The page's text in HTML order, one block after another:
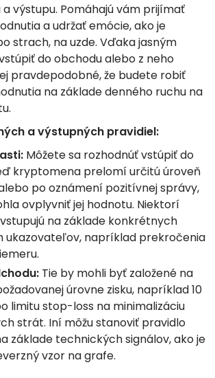
výstupu. Pomáhajú vám prijímať
a udržať emócie, ako je
strach, na uzde. Vďaka jasným
do obchodu alebo z neho
pravdepodobné, že budete robiť
na základe denného ruchu na
a výstupných pravidiel:
Môžete sa rozhodnúť vstúpiť do
kryptomena prelomí určitú úroveň
po oznámení pozitívnej správy,
ovplyvniť jej hodnotu. Niektorí
na základe konkrétnych
ukazovateľov, napríklad prekročenia
Tie by mohli byť založené na
úrovne zisku, napríklad 10
limitu stop-loss na minimalizáciu
strát. Iní môžu stanoviť pravidlo
základe technických signálov, ako je
vzor na grafe.